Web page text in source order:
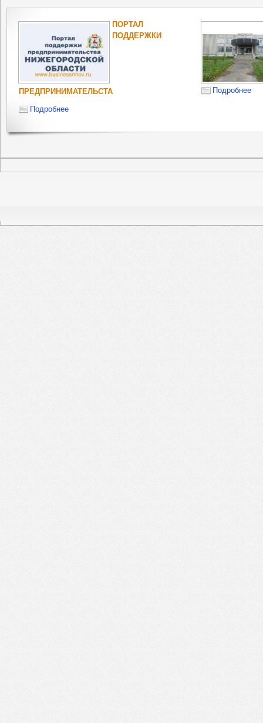
ПОРТАЛ
ПОДДЕРЖКИ
ПРЕДПРИНИМАТЕЛЬСТА
Подробнее
Подробнее